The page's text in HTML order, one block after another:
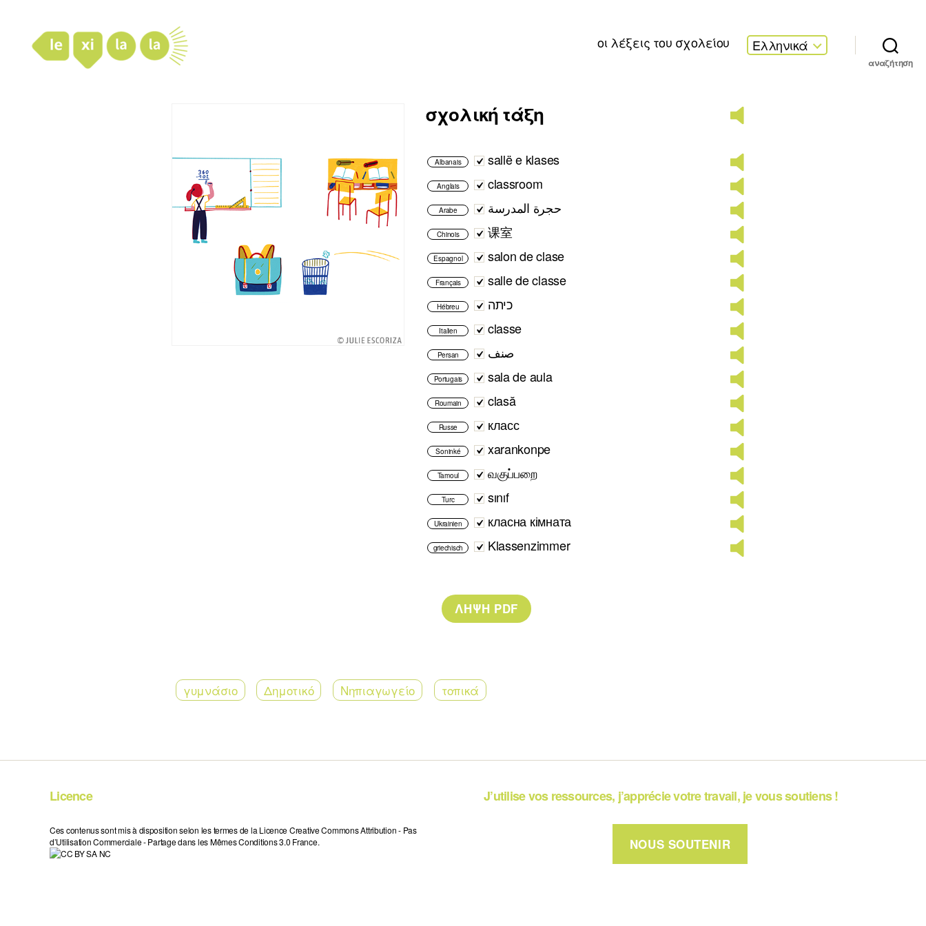
οι λέξεις του σχολείου Ελληνικά
αναζήτηση
σχολική τάξη
Albanais sallë e klases
Anglais classroom
Arabe حجرة المدرسة
Chinois 课室
Espagnol salon de clase
Français salle de classe
Hébreu כיתה
Italien classe
Persan صنف
Portugais sala de aula
Roumain clasă
Russe класс
Soninké xarankonpe
Tamoul வகுப்பறை
Turc sınıf
Ukrainien класна кімната
griechisch Klassenzimmer
γυμνάσιο Δημοτικό Νηπιαγωγείο τοπικά
Licence
Ces contenus sont mis à disposition selon les termes de la Licence Creative Commons Attribution - Pas
d’Utilisation Commerciale - Partage dans les Mêmes Conditions 3.0 France.
J’utilise vos ressources, j’apprécie votre travail, je vous soutiens !
NOUS SOUTENIR